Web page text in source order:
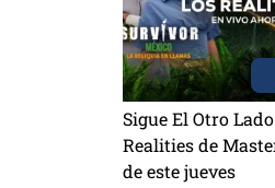
Sigue El Otro
Realities de
de este jueves